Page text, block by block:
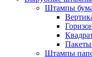
Штампы
Штампы